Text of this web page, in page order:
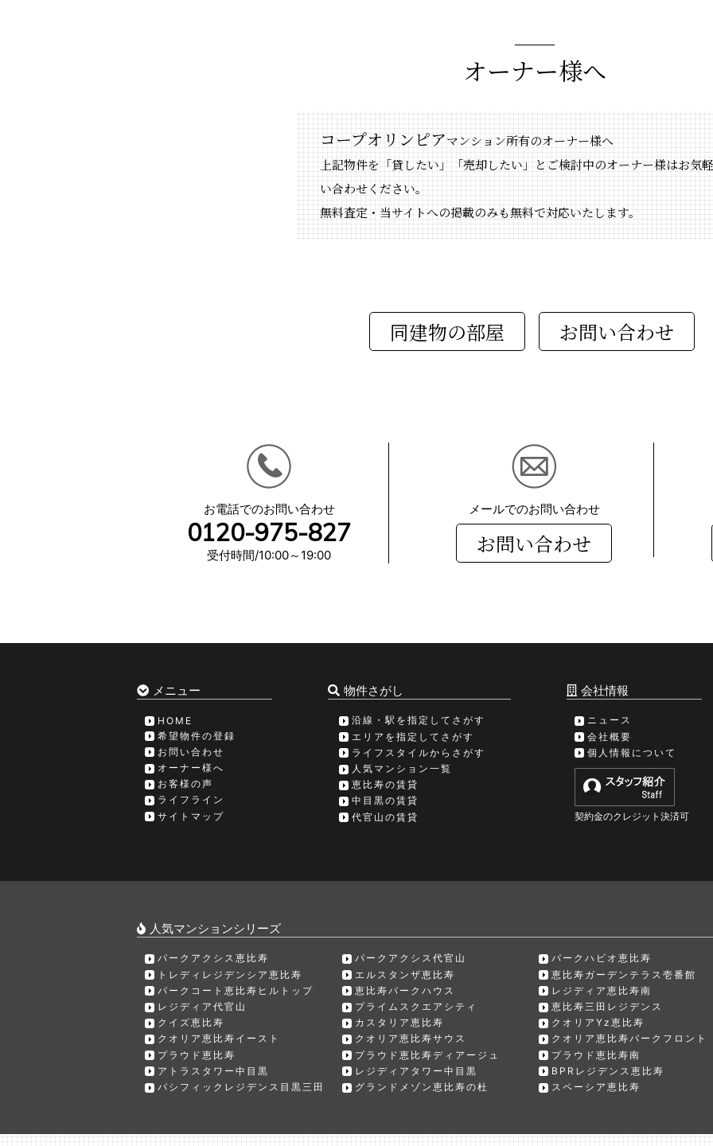
オーナー様へ
コープオリンピアマンション所有のオーナー様へ
上記物件を「貸したい」「売却したい」とご検討中のオーナー様はお気
い合わせください。
無料査定・当サイトへの掲載のみも無料で対応いたします。
同建物の部屋
お電話でのお問い合わせ
0120-975-827
受付時間/10:00～19:00
メールでのお問い合わせ
お問い合わせ
メニュー
HOME
希望物件の登録
お問い合わせ
オーナー様へ
お客様の声
ライフライン
サイトマップ
物件さがし
沿線・駅を指定してさがす
エリアを指定してさがす
ライフスタイルからさがす
人気マンション一覧
恵比寿の賃貸
中目黒の賃貸
代官山の賃貸
会社情報
ニュース
会社概要
個人情報について
契約金のクレジット決済可
人気マンションシリーズ
パークアクシス恵比寿 パークアクシス代官山
パークハビオ恵比寿
トレディレジデンシア恵比寿
エルスタンザ恵比寿
恵比寿ガーデンテラス壱番館
パークコート恵比寿ヒルトップ
恵比寿パークハウス
レジディア恵比寿南
レジディア代官山
プライムスクエアシティ
恵比寿三田レジデンス
クイズ恵比寿
カスタリア恵比寿
クオリアYz恵比寿
クオリア恵比寿イースト
クオリア恵比寿サウス
クオリア恵比寿パークフロント
プラウド恵比寿
プラウド恵比寿ディアージュ
プラウド恵比寿南
アトラスタワー中目黒
レジディアタワー中目黒
BPRレジデンス恵比寿
パシフィックレジデンス目黒三田
グランドメゾン恵比寿の杜 スペーシア恵比寿